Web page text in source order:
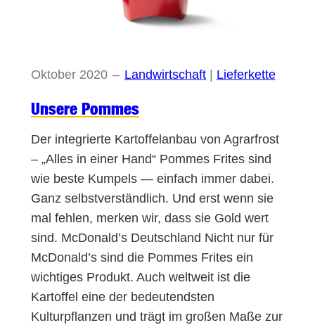
Oktober 2020 – Landwirtschaft | Lieferkette
Unsere Pommes
Der integrierte Kartoffelanbau von Agrarfrost
– „Alles in einer Hand“ Pommes Frites sind
wie beste Kumpels — einfach immer dabei.
Ganz selbstverständlich. Und erst wenn sie
mal fehlen, merken wir, dass sie Gold wert
sind. McDonald’s Deutschland Nicht nur für
McDonald’s sind die Pommes Frites ein
wichtiges Produkt. Auch weltweit ist die
Kartoffel eine der bedeutendsten
Kulturpflanzen und trägt im großen Maße zur